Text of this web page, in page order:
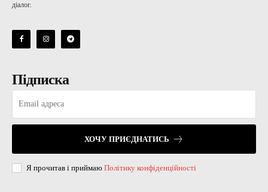
діалог.
Підписка
ХОЧУ ПРИЄДНАТИСЬ
Я прочитав і приймаю Політику конфіденційності